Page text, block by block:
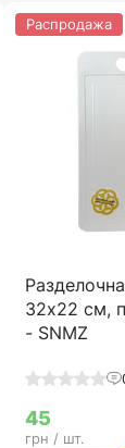
32х22 см,
- SNMZ
Распродажа
45
грн / шт.